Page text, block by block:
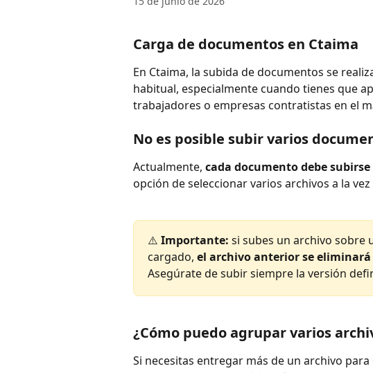
Carga de documentos en Ctaima
En Ctaima, la subida de documentos se
habitual, especialmente cuando tienes que
trabajadores o empresas contratistas en el
No es posible subir varios
Actualmente, cada documento debe
opción de seleccionar varios archivos a la
⚠️ Importante: si subes un archivo sobre
cargado, el archivo anterior se
Asegúrate de subir siempre la versión
¿Cómo puedo agrupar varios
Si necesitas entregar más de un archivo